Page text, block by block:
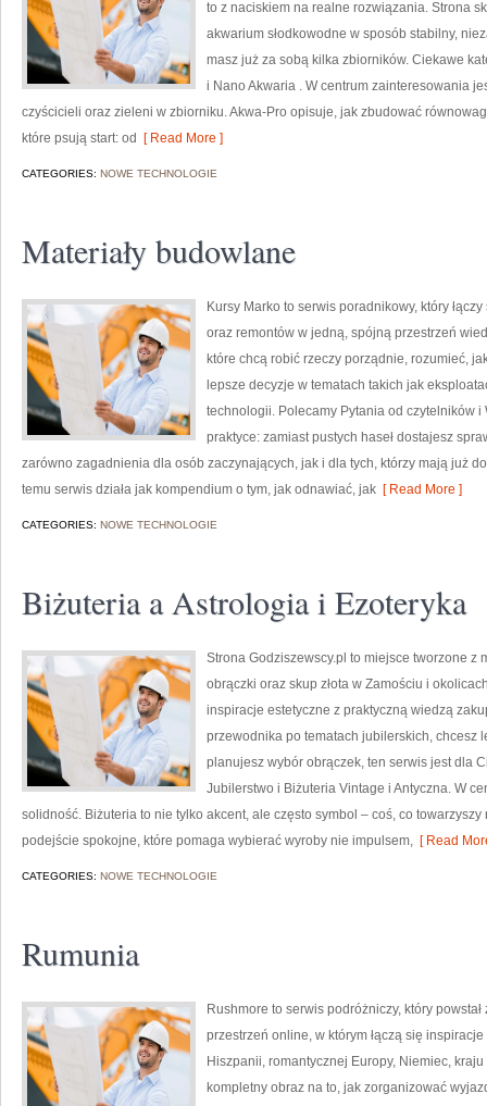
to z naciskiem na realne rozwiązania. Strona
akwarium słodkowodne w sposób stabilny,
masz już za sobą kilka zbiorników. Ciekawe
i Nano Akwaria . W centrum zainteresowania
czyścicieli oraz zieleni w zbiorniku. Akwa-Pro opisuje, jak zbudować
które psują start: od
[ Read More ]
CATEGORIES: NOWE TECHNOLOGIE
Materiały budowlane
Kursy Marko to serwis poradnikowy, który
oraz remontów w jedną, spójną przestrzeń
które chcą robić rzeczy porządnie, rozumieć,
lepsze decyzje w tematach takich jak
technologii. Polecamy Pytania od czytelników
praktyce: zamiast pustych haseł dostajesz
zarówno zagadnienia dla osób zaczynających, jak i dla tych, którzy mają już
temu serwis działa jak kompendium o tym, jak odnawiać, jak [ Read More ]
CATEGORIES: NOWE TECHNOLOGIE
Biżuteria a Astrologia i Ezoteryka
Strona Godziszewscy.pl to miejsce tworzone
obrączki oraz skup złota w Zamościu i
inspiracje estetyczne z praktyczną wiedzą
przewodnika po tematach jubilerskich, chcesz
planujesz wybór obrączek, ten serwis jest dla
Jubilerstwo i Biżuteria Vintage i Antyczna. W
solidność. Biżuteria to nie tylko akcent, ale często symbol – coś, co
podejście spokojne, które pomaga wybierać wyroby nie impulsem, [ Read
CATEGORIES: NOWE TECHNOLOGIE
Rumunia
Rushmore to serwis podróżniczy, który
przestrzeń online, w którym łączą się
Hiszpanii, romantycznej Europy, Niemiec,
kompletny obraz na to, jak zorganizować